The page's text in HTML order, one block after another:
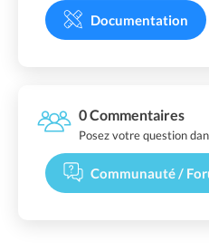
Documentation
0 Commentaires
Posez votre question
Communauté /